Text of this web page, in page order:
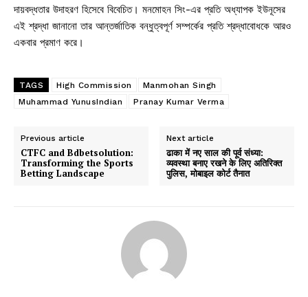
দায়বদ্ধতার উদাহরণ হিসেবে বিবেচিত। মনমোহন সিং-এর প্রতি অধ্যাপক ইউনূসের
এই শ্রদ্ধা জানানো তার আন্তর্জাতিক বন্ধুত্বপূর্ণ সম্পর্কের প্রতি শ্রদ্ধাবোধকে আরও
একবার প্রমাণ করে।
TAGS High Commission
Manmohan Singh
Muhammad YunusIndian
Pranay Kumar Verma
Previous article
CTFC and Bdbetsolution:
Transforming the Sports
Betting Landscape
Next article
ढाका में नए साल की पूर्व संध्या:
व्यवस्था बनाए रखने के लिए अतिरिक्त
पुलिस, मोबाइल कोर्ट तैनात